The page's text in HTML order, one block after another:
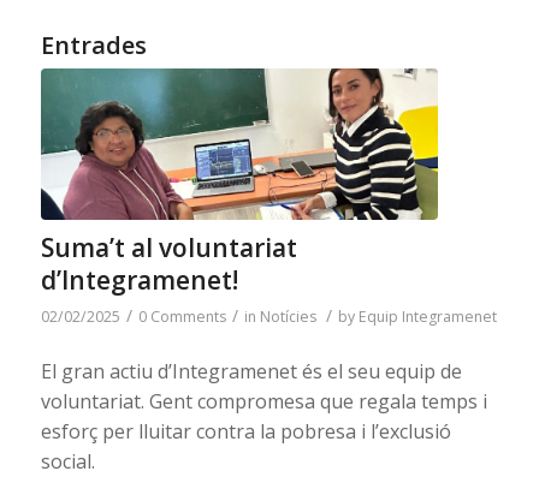
Entrades
Suma’t al voluntariat
d’Integramenet!
02/02/2025 / 0 Comments / in Notícies / by Equip Integramenet
El gran actiu d’Integramenet és el seu equip de
voluntariat. Gent compromesa que regala temps i
esforç per lluitar contra la pobresa i l’exclusió
social.